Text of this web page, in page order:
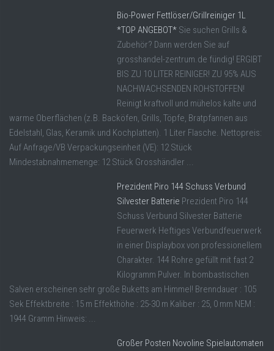
Bio-Power Fettlöser/Grillreiniger 1L
*TOP ANGEBOT* Sie suchen Grills &
Zubehör? Dann werden Sie auf
grosshandel-zentrum.de fündig! ERGIBT
BIS ZU 10 LITER REINIGER! ZU 95% AUS
NACHWACHSENDEN ROHSTOFFEN!
Reinigt kraftvoll und mühelos kalte und
warme Oberflächen (z.B. Backöfen, Grills, Töpfe, Bratpfannen aus
Edelstahl, Glas, Keramik und Kochplatten). 1 Liter Flasche. Nettopreis:
Auf Anfrage/VB Verpackungseinheit (VE): 12 Stück
Mindestabnahmemenge: 12 Stück Grosshändler ...
Prezident Piro 144 Schuss Verbund
Silvester Batterie Prezident Piro 144
Schuss Verbund Silvester Batterie
Feuerwerk Heftiges Verbundfeuerwerk
in einer Displaybox von professionellem
Charakter. 144 Rohre gefüllt mit fast 2
Kilogramm Pulver. In bombastischen
Salven erscheinen sehr große Buketts am Himmel! Brenndauer : 105
Sek Effektbreite : 15 m Effekthöhe : 25-30 m Kaliber : 25, 0 mm NEM :
1944 Gramm Hinweis: ...
Großer Posten Novoline Spielautomaten